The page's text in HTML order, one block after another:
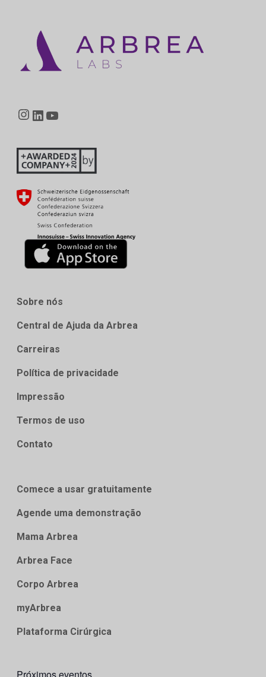
Instagram
LinkedIn
Sobre nós
Central de Ajuda da Arbrea
Carreiras
Política de privacidade
Impressão
Termos de uso
Contato
Comece a usar gratuitamente
Agende uma demonstração
Mama Arbrea
Arbrea Face
Corpo Arbrea
myArbrea
Plataforma Cirúrgica